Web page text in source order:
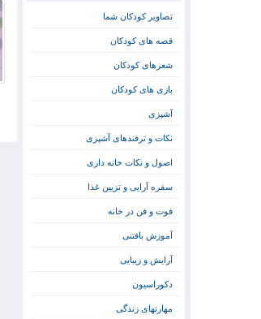
تصاویر کودکان شما
قصه های کودکان
شعرهای کودکان
بازی های کودکان
آشپزی
نکات و ترفندهای آشپزی
اصول و نکات خانه داری
سفره آرایی و تزیین غذا
فوت و فن در خانه
آموزش بافتنی
آرایش و زیبایی
دکوراسیون
مهارتهای زندگی